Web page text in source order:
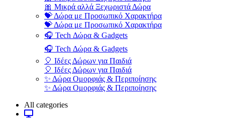
🎀 Μικρά αλλά Ξεχωριστά Δώρα
💝 Δώρα με Προσωπικό Χαρακτήρα
💝 Δώρα με Προσωπικό Χαρακτήρα
🎧 Tech Δώρα & Gadgets
🎧 Tech Δώρα & Gadgets
🎈 Ιδέες Δώρων για Παιδιά
🎈 Ιδέες Δώρων για Παιδιά
✨ Δώρα Ομορφιάς & Περιποίησης
✨ Δώρα Ομορφιάς & Περιποίησης
All categories